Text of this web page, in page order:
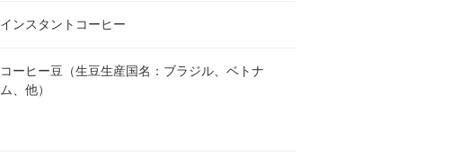
インスタントコーヒー
コーヒー豆（生豆生産国名：ブラジル、ベトナ
ム、他）